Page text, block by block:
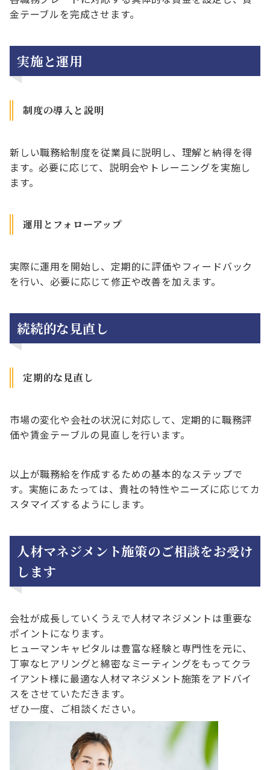
金テーブルを完成させます。
実施と運用
制度の導入と説明
新しい職務給制度を従業員に説明し、理解と納得を得
ます。必要に応じて、説明会やトレーニングを実施し
ます。
運用とフォローアップ
実際に運用を開始し、定期的に評価やフィードバック
を行い、必要に応じて修正や改善を加えます。
続続的な見直し
定期的な見直し
市場の変化や会社の状況に対応して、定期的に職務評
価や賃金テーブルの見直しを行います。
以上が職務給を作成するための基本的なステップで
す。実施にあたっては、貴社の特性やニーズに応じてカ
スタマイズするようにします。
人材マネジメント施策のご相談をお受け
します
会社が成長していくうえで人材マネジメントは重要な
ポイントになります。
ヒューマンキャピタルは豊富な経験と専門性を元に、
丁寧なヒアリングと綿密なミーティングをもってクラ
イアント様に最適な人材マネジメント施策をアドバイ
スをさせていただきます。
ぜひ一度、ご相談ください。